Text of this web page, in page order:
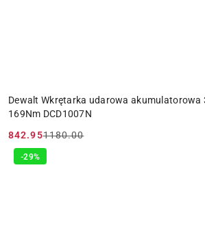
Dewalt Wkrętarka udarowa akumulatorowa
169Nm DCD1007N
Cena
promocyjna:
842.95
Cena
przed
1180.00
-29%